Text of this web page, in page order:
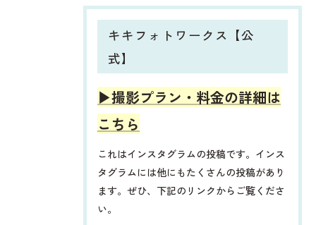
キキフォトワークス【公
式】
▶︎撮影プラン・料金の詳細は
こちら
これはインスタグラムの投稿です。インス
タグラムには他にもたくさんの投稿があり
ます。ぜひ、下記のリンクからご覧くださ
い。